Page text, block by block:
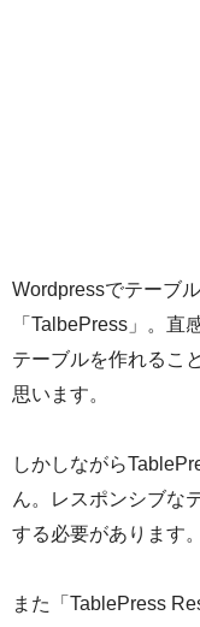
Wordpressでテーブ
「TalbePress」。直
テーブルを作れるこ
思います。
しかしながら
ん。レスポンシブな
する必要があります。
また「TablePress